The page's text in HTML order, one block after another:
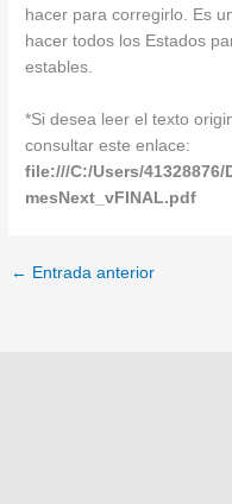
hacer para corregirlo. Es
hacer todos los Estados
estables.
*Si desea leer el texto
consultar este enlace:
file:///C:/Users/
mesNext_vFINAL.pdf
← Entrada anterior